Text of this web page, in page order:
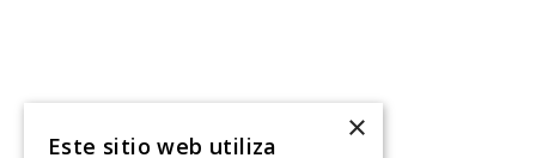
×
Este sitio web utiliza